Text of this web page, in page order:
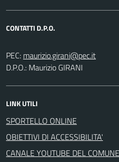
CONTATTI D.P.O.
PEC:
D.P.O.: Maurizio GIRANI
LINK UTILI
SPORTELLO ONLINE
OBIETTIVI DI ACCESSIBILITA'
CANALE YOUTUBE DEL COMUNE